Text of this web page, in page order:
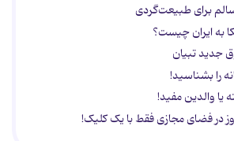
به ایران چیست؟
جدید تبیان
را بشناسید!
والدین مفید!
در فضای مجازی فقط با یک کلیک!